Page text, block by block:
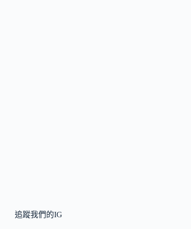
追蹤我們的IG